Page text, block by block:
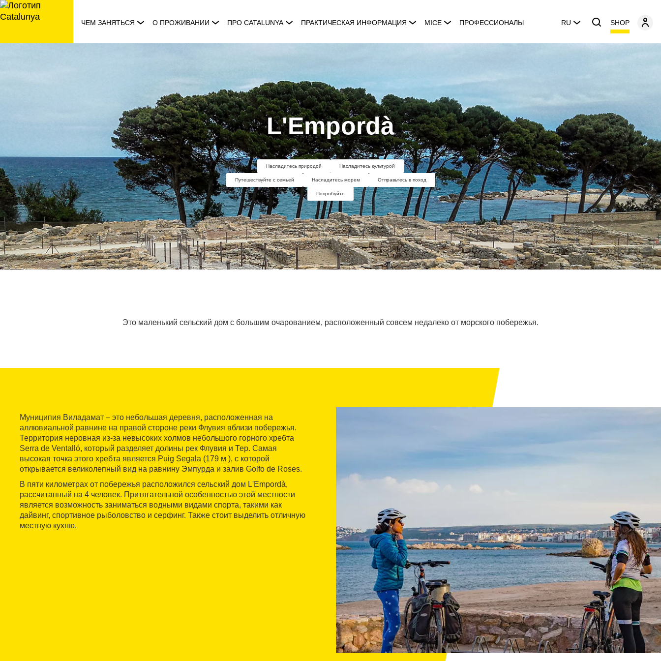
перейти
к
ЧЕМ ЗАНЯТЬСЯ О ПРОЖИВАНИИ ПРО CATALUNYA ПРАКТИЧЕСКАЯ ИНФОРМАЦИЯ MICE ПРОФЕССИОНАЛЫ RU SHOP
L'Empordà
Насладитесь природой Насладитесь культурой
Путешествуйте с семьей Насладитесь морем Отправьтесь в поход
Попробуйте
Это маленький сельский дом с большим очарованием, расположенный совсем недалеко от морского побережья.
Муниципия Виладамат – это небольшая деревня, расположенная на
аллювиальной равнине на правой стороне реки Флувия вблизи побережья.
Территория неровная из-за невысоких холмов небольшого горного хребта
Serra de Ventalló, который разделяет долины рек Флувия и Тер. Самая
высокая точка этого хребта является Puig Segala (179 м ), с которой
открывается великолепный вид на равнину Эмпурда и залив Golfo de Roses.
В пяти километрах от побережья расположился сельский дом L'Empordà,
рассчитанный на 4 человек. Притягательной особенностью этой местности
является возможность заниматься водными видами спорта, такими как
дайвинг, спортивное рыболовство и серфинг. Также стоит выделить отличную
местную кухню.